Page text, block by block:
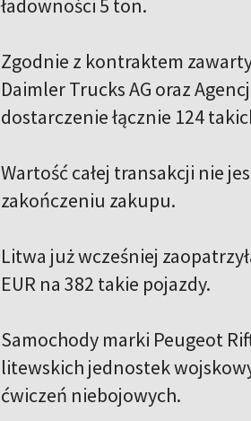
Zgodnie z kontraktem
Daimler Trucks AG oraz
dostarczenie łącznie 124
Wartość całej transakcji nie
zakończeniu zakupu.
Litwa już wcześniej
EUR na 382 takie pojazdy.
Samochody marki Peugeot
litewskich jednostek
ćwiczeń niebojowych.